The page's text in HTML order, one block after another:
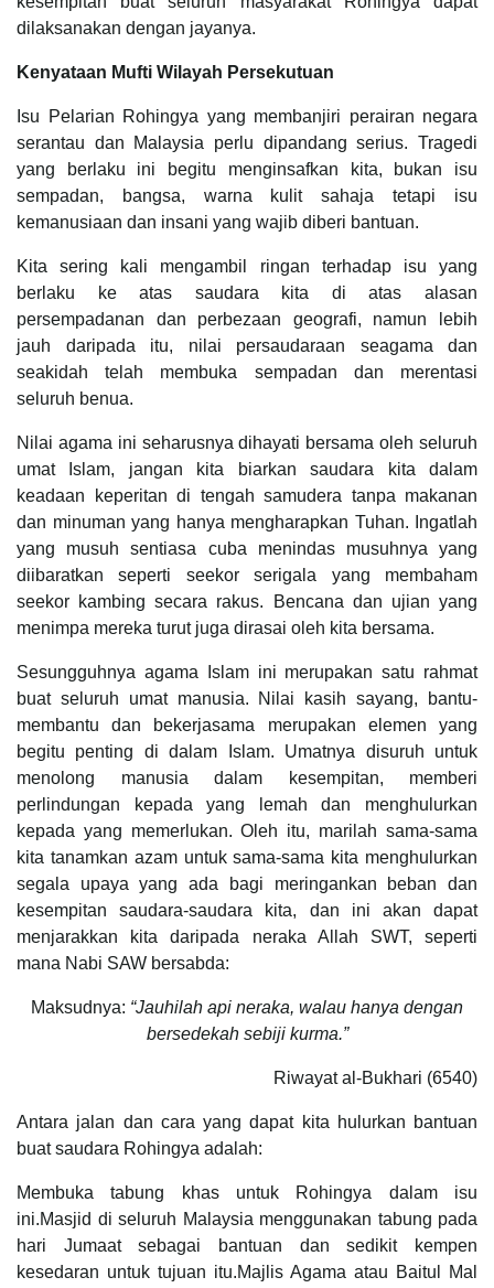
dilaksanakan dengan jayanya.
Kenyataan Mufti Wilayah Persekutuan
Isu Pelarian Rohingya yang membanjiri perairan negara
serantau dan Malaysia perlu dipandang serius. Tragedi
yang berlaku ini begitu menginsafkan kita, bukan isu
sempadan, bangsa, warna kulit sahaja tetapi isu
kemanusiaan dan insani yang wajib diberi bantuan.
Kita sering kali mengambil ringan terhadap isu yang
berlaku ke atas saudara kita di atas alasan
persempadanan dan perbezaan geografi, namun lebih
jauh daripada itu, nilai persaudaraan seagama dan
seakidah telah membuka sempadan dan merentasi
seluruh benua.
Nilai agama ini seharusnya dihayati bersama oleh seluruh
umat Islam, jangan kita biarkan saudara kita dalam
keadaan keperitan di tengah samudera tanpa makanan
dan minuman yang hanya mengharapkan Tuhan. Ingatlah
yang musuh sentiasa cuba menindas musuhnya yang
diibaratkan seperti seekor serigala yang membaham
seekor kambing secara rakus. Bencana dan ujian yang
menimpa mereka turut juga dirasai oleh kita bersama.
Sesungguhnya agama Islam ini merupakan satu rahmat
buat seluruh umat manusia. Nilai kasih sayang, bantu-
membantu dan bekerjasama merupakan elemen yang
begitu penting di dalam Islam. Umatnya disuruh untuk
menolong manusia dalam kesempitan, memberi
perlindungan kepada yang lemah dan menghulurkan
kepada yang memerlukan. Oleh itu, marilah sama-sama
kita tanamkan azam untuk sama-sama kita menghulurkan
segala upaya yang ada bagi meringankan beban dan
kesempitan saudara-saudara kita, dan ini akan dapat
menjarakkan kita daripada neraka Allah SWT, seperti
mana Nabi SAW bersabda:
Maksudnya: “Jauhilah api neraka, walau hanya dengan
bersedekah sebiji kurma.”
Riwayat al-Bukhari (6540)
Antara jalan dan cara yang dapat kita hulurkan bantuan
buat saudara Rohingya adalah:
Membuka tabung khas untuk Rohingya dalam isu
ini.Masjid di seluruh Malaysia menggunakan tabung pada
hari Jumaat sebagai bantuan dan sedikit kempen
kesedaran untuk tujuan itu.Majlis Agama atau Baitul Mal